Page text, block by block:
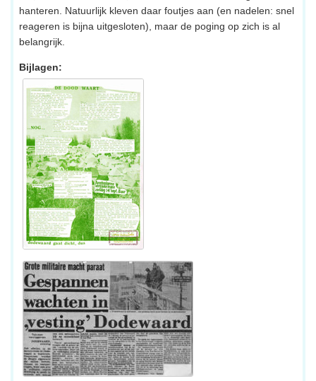
hanteren. Natuurlijk kleven daar foutjes aan (en nadelen: snel
reageren is bijna uitgesloten), maar de poging op zich is al
belangrijk.
Bijlagen: